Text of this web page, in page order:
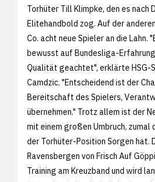
Torhüter Till Klimpke, den es nach
Elitehandbold zog. Auf der
Co. acht neue Spieler an die Lahn.
bewusst auf Bundesliga-
Qualität geachtet", erklärte HSG-
Camdzic. "Entscheidend ist der
Bereitschaft des Spielers,
übernehmen." Trotz allem ist der
mit einem großen Umbruch, zumal
der Torhüter-Position Sorgen hat.
Ravensbergen von Frisch Auf
Training am Kreuzband und wird